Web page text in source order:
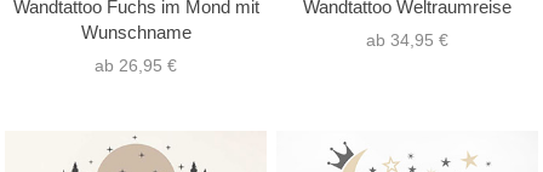
Wandtattoo Fuchs im Mond mit
Wunschname
ab 26,95 €
Wandtattoo Weltraumreise
ab 34,95 €